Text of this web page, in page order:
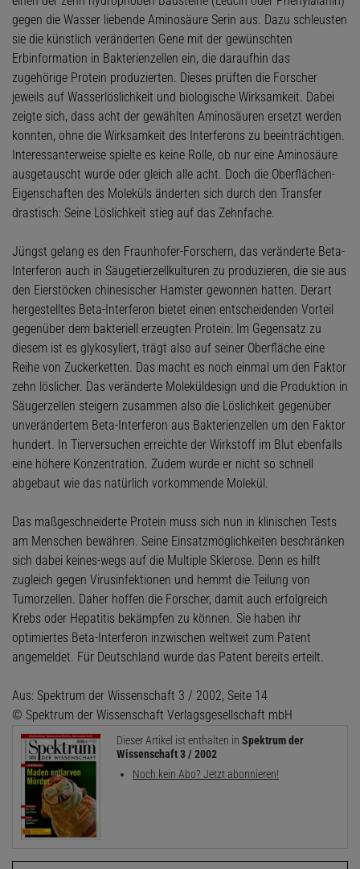
gegen die Wasser liebende Aminosäure Serin aus. Dazu schleusten
sie die künstlich veränderten Gene mit der gewünschten
Erbinformation in Bakterienzellen ein, die daraufhin das
zugehörige Protein produzierten. Dieses prüften die Forscher
jeweils auf Wasserlöslichkeit und biologische Wirksamkeit. Dabei
zeigte sich, dass acht der gewählten Aminosäuren ersetzt werden
konnten, ohne die Wirksamkeit des Interferons zu beeinträchtigen.
Interessanterweise spielte es keine Rolle, ob nur eine Aminosäure
ausgetauscht wurde oder gleich alle acht. Doch die Oberflächen-
Eigenschaften des Moleküls änderten sich durch den Transfer
drastisch: Seine Löslichkeit stieg auf das Zehnfache.
Jüngst gelang es den Fraunhofer-Forschern, das veränderte Beta-
Interferon auch in Säugetierzellkulturen zu produzieren, die sie aus
den Eierstöcken chinesischer Hamster gewonnen hatten. Derart
hergestelltes Beta-Interferon bietet einen entscheidenden Vorteil
gegenüber dem bakteriell erzeugten Protein: Im Gegensatz zu
diesem ist es glykosyliert, trägt also auf seiner Oberfläche eine
Reihe von Zuckerketten. Das macht es noch einmal um den Faktor
zehn löslicher. Das veränderte Moleküldesign und die Produktion in
Säugerzellen steigern zusammen also die Löslichkeit gegenüber
unverändertem Beta-Interferon aus Bakterienzellen um den Faktor
hundert. In Tierversuchen erreichte der Wirkstoff im Blut ebenfalls
eine höhere Konzentration. Zudem wurde er nicht so schnell
abgebaut wie das natürlich vorkommende Molekül.
Das maßgeschneiderte Protein muss sich nun in klinischen Tests
am Menschen bewähren. Seine Einsatzmöglichkeiten beschränken
sich dabei keines-wegs auf die Multiple Sklerose. Denn es hilft
zugleich gegen Virusinfektionen und hemmt die Teilung von
Tumorzellen. Daher hoffen die Forscher, damit auch erfolgreich
Krebs oder Hepatitis bekämpfen zu können. Sie haben ihr
optimiertes Beta-Interferon inzwischen weltweit zum Patent
angemeldet. Für Deutschland wurde das Patent bereits erteilt.
Aus: Spektrum der Wissenschaft 3 / 2002, Seite 14
© Spektrum der Wissenschaft Verlagsgesellschaft mbH
Dieser Artikel ist enthalten in Spektrum der
Wissenschaft 3 / 2002
Noch kein Abo? Jetzt abonnieren!